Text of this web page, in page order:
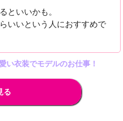
といいかも。
いいという人におすすめで
い衣装でモデルのお仕事！
る